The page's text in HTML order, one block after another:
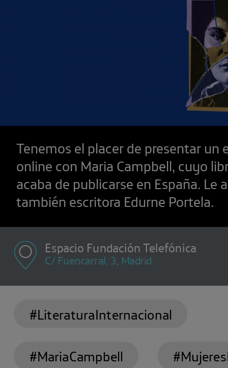
Tenemos el placer de presentar un
online con Maria Campbell, cuyo
acaba de publicarse en España. Le
también escritora Edurne Portela.
Espacio Fundación Telefónica
C/ Fuencarral, 3, Madrid
#LiteraturaInternacional
#MariaCampbell
Utiliza cualquiera de tus clietes
recibir los nuevos episodios al